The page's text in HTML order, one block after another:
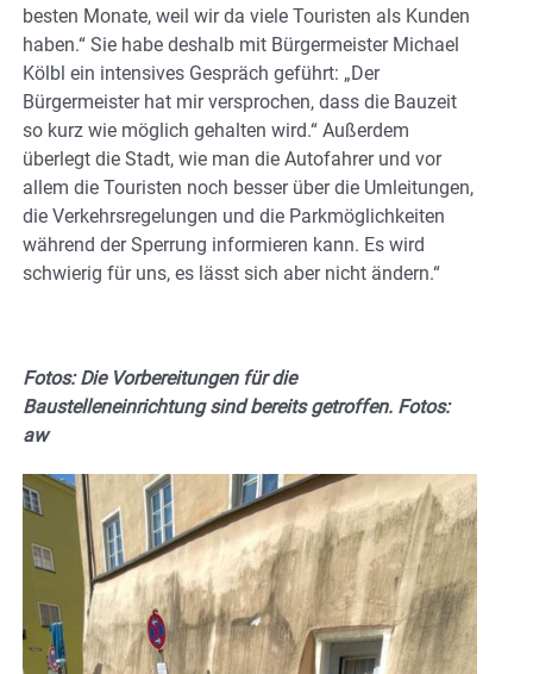
besten Monate, weil wir da viele Touristen als Kunden
haben.“ Sie habe deshalb mit Bürgermeister Michael
Kölbl ein intensives Gespräch geführt: „Der
Bürgermeister hat mir versprochen, dass die Bauzeit
so kurz wie möglich gehalten wird.“ Außerdem
überlegt die Stadt, wie man die Autofahrer und vor
allem die Touristen noch besser über die Umleitungen,
die Verkehrsregelungen und die Parkmöglichkeiten
während der Sperrung informieren kann. Es wird
schwierig für uns, es lässt sich aber nicht ändern.“
Fotos: Die Vorbereitungen für die
Baustelleneinrichtung sind bereits getroffen. Fotos:
aw